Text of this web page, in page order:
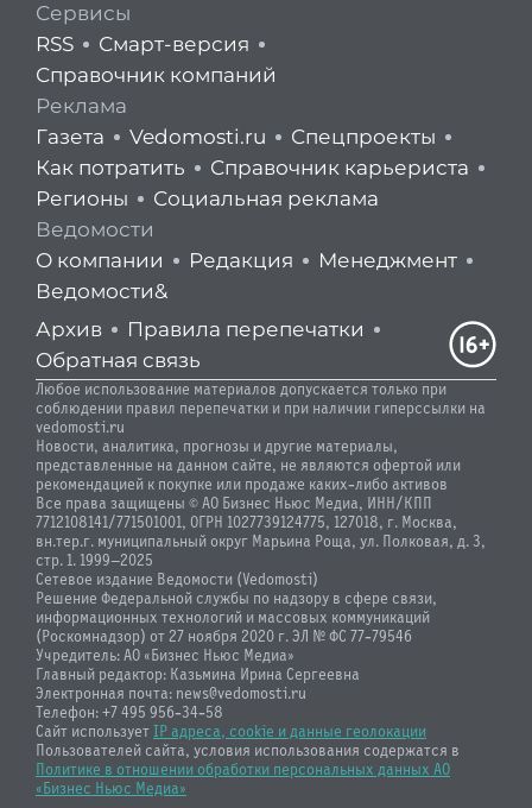
Сервисы
RSS
Смарт-версия
Справочник компаний
Реклама
Газета
Vedomosti.ru
Спецпроекты
Как потратить
Справочник карьериста
Регионы
Социальная реклама
Ведомости
О компании
Редакция
Менеджмент
Ведомости&
Архив
Правила перепечатки
Обратная связь
Любое использование материалов допускается только при
соблюдении правил перепечатки и при наличии гиперссылки на
vedomosti.ru
Новости, аналитика, прогнозы и другие материалы,
представленные на данном сайте, не являются офертой или
рекомендацией к покупке или продаже каких-либо активов
Все права защищены © АО Бизнес Ньюс Медиа, ИНН/КПП
7712108141/771501001, ОГРН 1027739124775, 127018, г. Москва,
вн.тер.г. муниципальный округ Марьина Роща, ул. Полковая, д. 3,
стр. 1. 1999—2025
Сетевое издание Ведомости (Vedomosti)
Решение Федеральной службы по надзору в сфере связи,
информационных технологий и массовых коммуникаций
(Роскомнадзор) от 27 ноября 2020 г. ЭЛ № ФС 77-79546
Учредитель: АО «Бизнес Ньюс Медиа»
Главный редактор: Казьмина Ирина Сергеевна
Электронная почта: news@vedomosti.ru
Телефон: +7 495 956-34-58
Сайт используетIP адреса, cookie и данные геолокации
Пользователей сайта, условия использования содержатся в
Политике в отношении обработки персональных данных АО
«Бизнес Ньюс Медиа»